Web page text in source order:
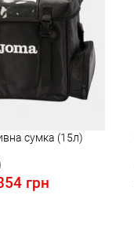
сумка (15л)
грн